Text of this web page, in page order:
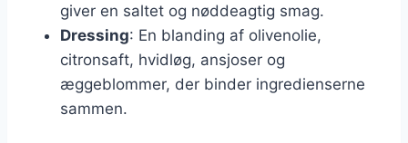
giver en saltet og nøddeagtig smag.
Dressing: En blanding af olivenolie,
citronsaft, hvidløg, ansjoser og
æggeblommer, der binder ingredienserne
sammen.